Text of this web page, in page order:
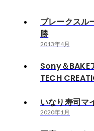
ブレークス
勝
2013年4月
Sony＆BAKE
TECH
いなり寿司マ
2020年1月